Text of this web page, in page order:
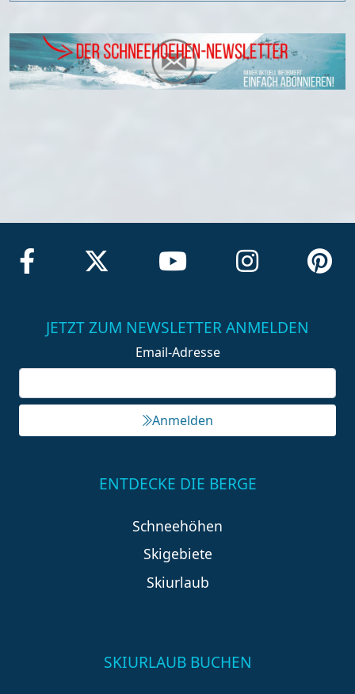
JETZT ZUM NEWSLETTER ANMELDEN
Email-Adresse
Anmelden
ENTDECKE DIE BERGE
Schneehöhen
Skigebiete
Skiurlaub
SKIURLAUB BUCHEN